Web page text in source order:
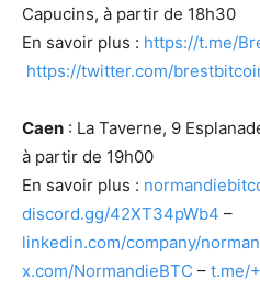
Capucins, à partir de 18h30
En savoir plus : https://t.me/
https://twitter.com/
Caen : La Taverne, 9
à partir de 19h00
En savoir plus :
discord.gg/42XT34pWb4 –
linkedin.com/company/
x.com/NormandieBTC – t.me/